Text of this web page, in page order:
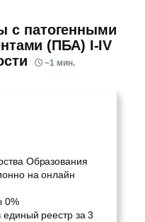
с патогенными
(ПБА) I-IV
~1 мин.
Образования
на онлайн
0%
реестр за 3